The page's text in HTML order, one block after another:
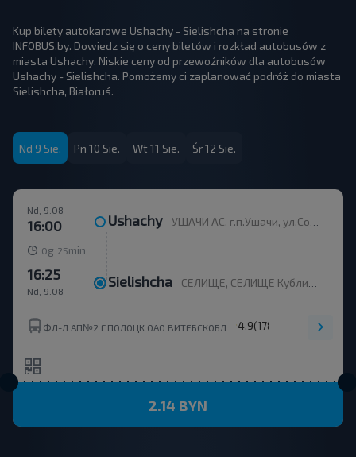
Kup bilety autokarowe Ushachy - Sielishcha na stronie
INFOBUS.by. Dowiedz się o ceny biletów i rozkład autobusów z
miasta Ushachy. Niskie ceny od przewoźników dla autobusów
Ushachy - Sielishcha. Pomożemy ci zaplanować podróż do miasta
Sielishcha, Białoruś.
Nd 9 Sie. Pn 10 Sie. Wt 11 Sie. Śr 12 Sie.
Nd, 9.08
16:00 Ushachy УШАЧИ АС, г.п.Ушачи, ул.Советская, 22
0g 25 min
Nd, 9.08
16:25 Sielishcha СЕЛИЩЕ, СЕЛИЩЕ Кубличский с/с Ушачский р-н ВИТЕБСКАЯ ОБЛ. Беларусь
4,9(178)
2.14 BYN